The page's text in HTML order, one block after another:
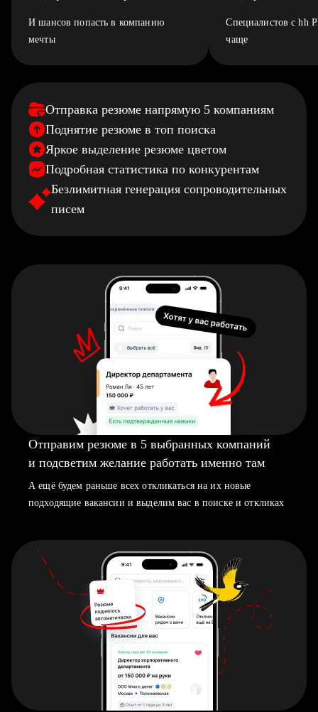
И шансов попасть в компанию
мечты
Специалистов с hh
чаще
Отправка резюме напрямую 5 компаниям
Поднятие резюме в топ поиска
Яркое выделение резюме цветом
Подробная статистика по конкурентам
Безлимитная генерация сопроводительных
писем
Отправим резюме в 5 выбранных компаний
и подсветим желание работать именно там
А ещё будем раньше всех откликаться на их новые
подходящие вакансии и выделим вас в поиске и откликах